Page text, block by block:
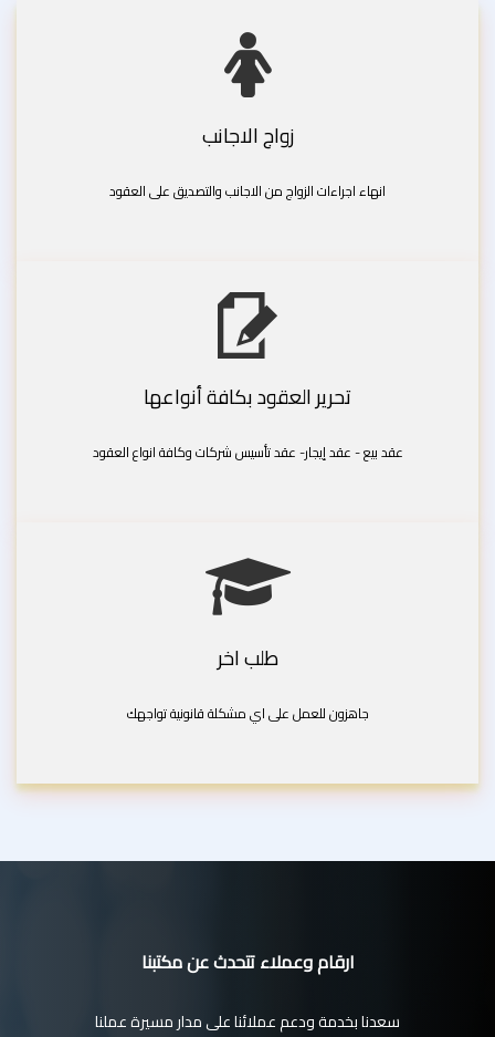
زواج الاجانب
انهاء اجراءات الزواج من الاجانب والتصديق على العقود
تحرير العقود بكافة أنواعها
عقد بيع - عقد إيجار- عقد تأسيس شركات وكافة انواع العقود
طلب اخر
جاهزون للعمل على اي مشكلة قانونية تواجهك
ارقام وعملاء تتحدث عن مكتبنا
سعدنا بخدمة ودعم عملائنا على مدار مسيرة عملنا